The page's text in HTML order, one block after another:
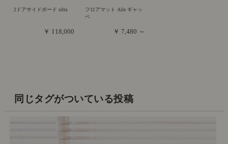
2ドアサイドボード silta
￥ 118,000
フロアマット Aile ギャッ
ベ
￥ 7,480 ～
同じタグがついている投稿